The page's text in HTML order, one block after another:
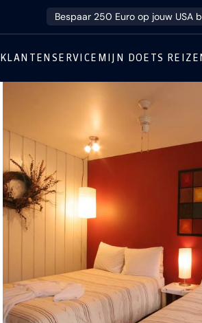
Bespaar 250 Euro op jouw USA
KLANTENSERVICE MIJN DOETS